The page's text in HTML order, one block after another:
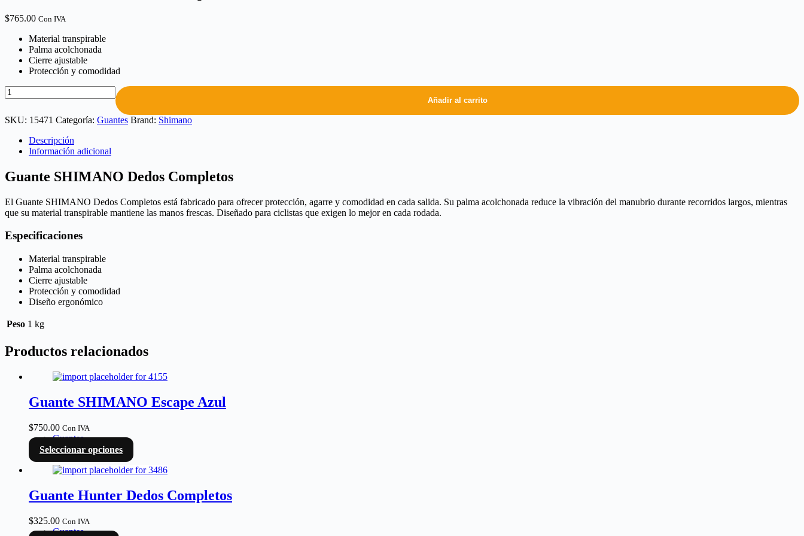
$765.00 Con IVA
Material transpirable
Palma acolchonada
Cierre ajustable
Protección y comodidad
Añadir al carrito
SKU: 15471 Categoría: Guantes Brand: Shimano
Descripción
Información adicional
Guante SHIMANO Dedos Completos
El Guante SHIMANO Dedos Completos está fabricado para ofrecer protección, agarre y comodidad en cada salida. Su palma acolchonada reduce la vibración del manubrio durante recorridos largos, mientras
que su material transpirable mantiene las manos frescas. Diseñado para ciclistas que exigen lo mejor en cada rodada.
Especificaciones
Material transpirable
Palma acolchonada
Cierre ajustable
Protección y comodidad
Diseño ergonómico
Peso 1 kg
Productos relacionados
Guante SHIMANO Escape Azul
$750.00 Con IVA
Guantes
Seleccionar opciones
Guante Hunter Dedos Completos
$325.00 Con IVA
Guantes